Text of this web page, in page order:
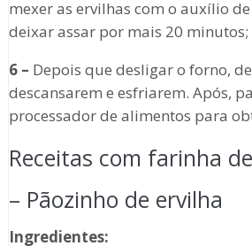
mexer as ervilhas com o auxílio
deixar assar por mais 20 minutos;
6 – Depois que desligar o forno,
descansarem e esfriarem. Após,
processador de alimentos para
Receitas com farinha
– Pãozinho de ervilha
Ingredientes: